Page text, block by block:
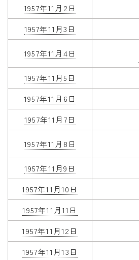
学年
子供のお祝い
厄年
長寿のお祝い
季節の工作
折り紙・切り紙
1957年11月2日
1957年11月3日
1957年11月4日
1957年11月5日
1957年11月6日
1957年11月7日
1957年11月8日
1957年11月9日
1957年11月10日
1957年11月11日
1957年11月12日
1957年11月13日